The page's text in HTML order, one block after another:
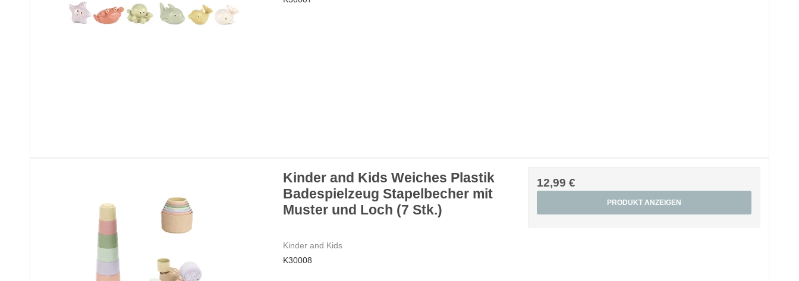
Kinder and Kids Weiches Plastik
Badespielzeug Stapelbecher mit
Muster und Loch (7 Stk.)
Kinder and Kids
K30008
12,99 €
PRODUKT ANZEIGEN